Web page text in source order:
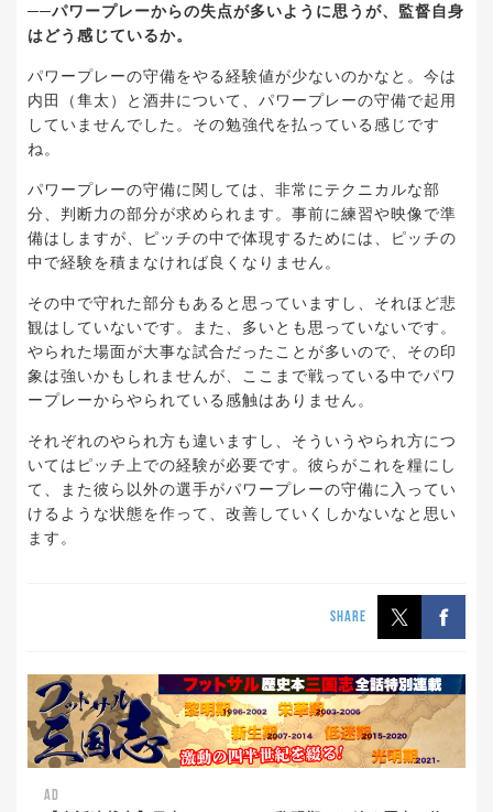
──パワープレーからの失点が多いように思うが、監督自身
はどう感じているか。
パワープレーの守備をやる経験値が少ないのかなと。今は
内田（隼太）と酒井について、パワープレーの守備で起用
していませんでした。その勉強代を払っている感じです
ね。
パワープレーの守備に関しては、非常にテクニカルな部
分、判断力の部分が求められます。事前に練習や映像で準
備はしますが、ピッチの中で体現するためには、ピッチの
中で経験を積まなければ良くなりません。
その中で守れた部分もあると思っていますし、それほど悲
観はしていないです。また、多いとも思っていないです。
やられた場面が大事な試合だったことが多いので、その印
象は強いかもしれませんが、ここまで戦っている中でパワ
ープレーからやられている感触はありません。
それぞれのやられ方も違いますし、そういうやられ方につ
いてはピッチ上での経験が必要です。彼らがこれを糧にし
て、また彼ら以外の選手がパワープレーの守備に入ってい
けるような状態を作って、改善していくしかないなと思い
ます。
SHARE
AD